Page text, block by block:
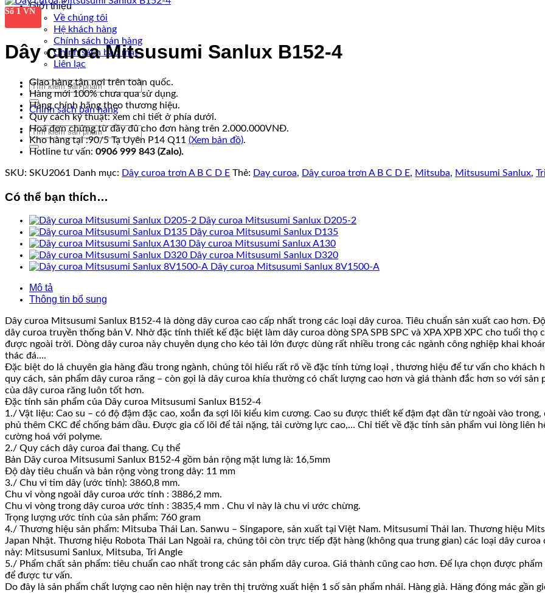
Giới thiệu
Về chúng tôi
Hệ khách hàng
Chính sách bán hàng
Chính sách bảo mật
Liên lạc
Tìm
kiếm:
Chính sách bán hàng
Tìm
kiếm:
Số 1 VN
Dây curoa Mitsusumi Sanlux B152-4
Giao hàng tận nơi trên toàn quốc.
Hàng mới 100% chưa qua sử dụng.
Hàng chính hãng theo thương hiệu.
Quy cách kỹ thuật: xem chi tiết ở phía dưới.
Hoá đơn chứng từ đầy đủ cho đơn hàng trên 2.000.000VNĐ.
Kho hàng tại :90/5 Tạ Uyên P14 Q11 (Xem bản đồ).
Hotline tư vấn: 0906 999 843 (Zalo).
SKU: SKU2061 Danh mục: Dây curoa trơn A B C D E Thẻ: Day curoa, Dây curoa trơn A B C D E, Mitsuba, Mitsusumi Sanlux,
Có thể bạn thích…
Dây curoa Mitsusumi Sanlux D205-2
Dây curoa Mitsusumi Sanlux D135
Dây curoa Mitsusumi Sanlux A130
Dây curoa Mitsusumi Sanlux D320
Dây curoa Mitsusumi Sanlux 8V1500-A
Mô tả
Thông tin bổ sung
Dây curoa Mitsusumi Sanlux B152-4 là dòng dây curoa cao cấp nhất trong các loại dây curoa. Tiêu chuẩn sản xuất cao hơn.
dây curoa truyền thống bản V. Nhờ đặc tính thiết kế đặc biệt làm dây curoa dòng SPA SPB SPC và XPA XPB XPC cho tuổi
được ngoài trời. Dòng dây curoa này chuyên dụng cho kéo tải lớn được dùng rất nhiều trong các ngành công nghiệp khai
thác đá….
Đặc biệt do là chuyên gia hàng đầu trong ngành, chúng tôi hiểu rất rõ về đặc tính từng loại , thương hiệu để tư vấn cho khách
quy cách, sản phẩm dây curoa răng – còn gọi là dây curoa khía thường có chất lượng cao hơn và giá thành đắc hơn so với
của dây curoa răng luôn tốt hơn.
Đặc tính sản phẩm của Dây curoa Mitsusumi Sanlux B152-4
1./ Vật liệu: Cao su – có độ đậm đặc cao, xoắn đa sợi lõi kiểu kim cương. Cao su được thiết kế đậm đạt dần từ ngoài vào
phủ thêm CKC để chống bám dầu. Được gia cố lõi để tải nặng, tải cường lực cao,… Chi tiết về đặc tính sản phẩm vui lòng liên
cường hoá với polyme.
2./ Quy cách dây curoa đai thang. Cụ thể
Bản Dây curoa Mitsusumi Sanlux B152-4 gồm bản rộng mặt lưng là: 16,5mm
Độ dày tiêu chuẩn và bản rộng vòng trong dây: 11 mm
3./ Chu vi tim dây (ước tính): 3860,8 mm.
Chu vi vòng ngoài dây curoa ước tính : 3886,2 mm.
Chu vi vòng trong dây curoa ước tính : 3835,4 mm . Chu vi này là chu vi ước chừng.
Trọng lượng ước tính của sản phẩm: 760 gram
4./ Thương hiệu sản phẩm: Mitsuba Thái Lan. Sanwu – Singapore, sản xuất tại Việt Nam. Mitsusumi Thái lan. Thương hiệu
Japan Nhật. Thương hiệu Robota Thái Lan Ngoài ra, chúng tôi còn trực tiếp đặt hàng (không qua trung gian) các loại dây
này: Mitsusumi Sanlux, Mitsuba, Tri Angle
5./ Phẩm chất sản phẩm: tiêu chuẩn cao nhất trong các sản phẩm dây curoa. Giá thành cũng cao hơn. Để lựa chọn được
để được tư vấn.
Do đây là sản phẩm chất lượng cao nên hiện nay trên thị trường xuất hiện 1 số sản phẩm nhái. Hàng giả. Hàng đóng mác